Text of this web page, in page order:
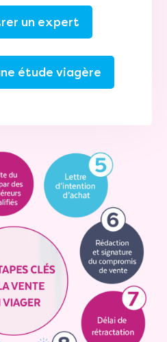
un expert
étude viagère